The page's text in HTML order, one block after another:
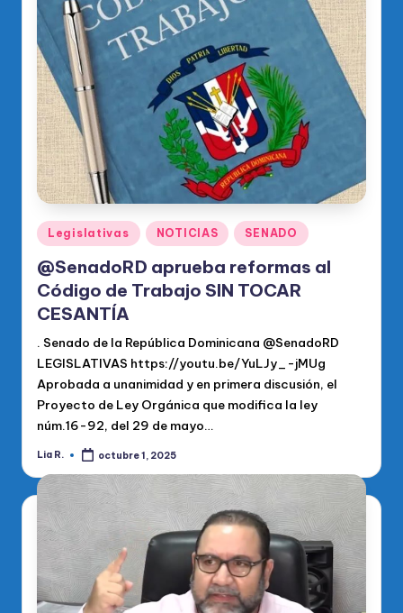
di
c
o
O
fi
ci
al
d
el
P
R
M
Publicado
en
Legislativas NOTICIAS SENADO
@SenadoRD aprueba reformas al
Código de Trabajo SIN TOCAR
CESANTÍA
. Senado de la República Dominicana @SenadoRD
LEGISLATIVAS https://youtu.be/YuLJy_-jMUg
Aprobada a unanimidad y en primera discusión, el
Proyecto de Ley Orgánica que modifica la ley
núm.16-92, del 29 de mayo…
Publicado
Lia R. octubre 1, 2025